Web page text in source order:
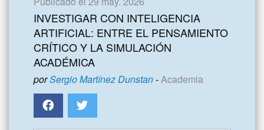
INVESTIGAR CON INTELIGENCIA
ARTIFICIAL: ENTRE EL PENSAMIENTO
CRÍTICO Y LA SIMULACIÓN
ACADÉMICA
porSergio Martínez Dunstan-Academia